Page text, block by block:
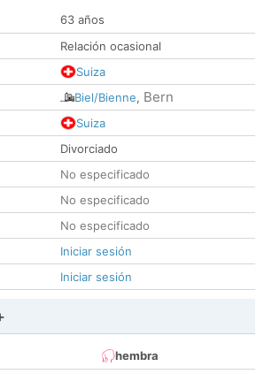
63 años
Relación ocasional
Suiza
Biel/Bienne, Bern
Suiza
Divorciado
No especificado
No especificado
No especificado
Iniciar sesión
Iniciar sesión
hembra